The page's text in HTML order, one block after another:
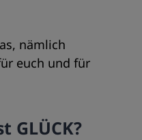
nämlich
euch und für
GLÜCK?